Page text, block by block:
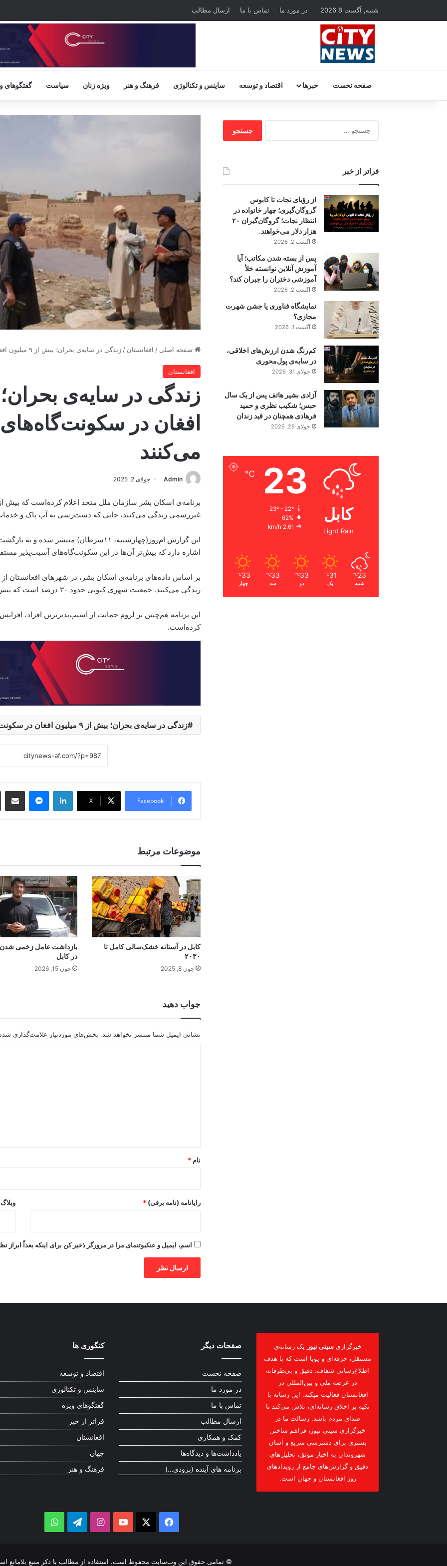
شنبه, آگست 8 2026 در مورد ما تماس با ما ارسال مطالب
صفحه نخست خبرها اقتصاد و توسعه ساینس و تکنالوژی فرهنگ و هنر ویژه زنان سیاست گفتگوهای
صفحه اصلی / افغانستان / زندگی در سایه‌ی بحران؛ بیش از ۹ میلیون افغان در سکونت‌گاه‌های غیررسمی زندگی می‌کنند
افغانستان
افغان در
می‌کنند
Admin جولای 2, 2025
غیررسمی زندگی می‌کنند، جایی که دست‌رسی به آب پاک و
این گزارش ام‌روز(چهارشنبه، ۱۱سرطان)
اشاره دارد که بیش‌تر آن‌ها در این سکونت‌گاه‌های آسیب‌پذیر
بر اساس داده‌های برنامه‌ی اسکان بشر، در شهرهای افغانستان
زندگی می‌کنند. جمعیت شهری کنونی حدود ۳۰ درصد است که پیش‌بینی می‌شود تا سال ۲۰۶۰ به ۵۰ درصد برسد.
این برنامه هم‌چنین بر لزوم حمایت از آسیب‌پذیرترین افراد،
کرده‌است.
زندگی در سایه‌ی بحران؛ بیش از ۹ میلیون افغان در سکونت‌گاه‌های غیررسمی زندگی می‌کنند
Facebook
X
LinkedIn
موضوعات مرتبط
کابل در آستانه خشک‌سالی کامل تا
۲۰۳۰
جون 8, 2025
بازداشت عامل زخمی
در کابل
جون 15, 2026
جواب دهید
نشانی ایمیل شما منتشر نخواهد شد. بخش‌های موردنیاز علامت‌گذاری
نام *
رایانامه (نامه برقی) * وبلاگ
اسم، ایمیل و عنکبوتنمای مرا در مرورگر ذخیر کن برای اینکه بعداً ابراز
برای:
فراتر از خبر
از رؤیای نجات تا کابوس
گروگان‌گیری؛ چهار خانواده در
انتظار نجات؛ گروگان‌گیران ۲۰
هزار دلار می‌خواهند.
آگست 2, 2026
پس از بسته شدن مکاتب؛ آیا
آموزش آنلاین توانسته خلأ
آموزشی دختران را جبران کند؟
آگست 2, 2026
نمایشگاه فناوری یا جشن شهرت
مجازی؟
آگست 1, 2026
کم‌رنگ شدن ارزش‌های اخلاقی،
در سایه‌ی پول‌محوری
جولای 31, 2026
آزادی بشیر هاتف پس از یک سال
حبس؛ شکیب نظری و حمید
فرهادی همچنان در قید زندان
جولای 29, 2026
کابل
Light Rain
23
℃
23º - 22º
62%
2.61 km/h
23
℃
شنبه
31
℃
یک
33
℃
دو
33
℃
سه
33
℃
چهار
خبرگزاریسیتی نیوز یک رسانه‌ی
مستقل، حرفه‌ای و پویا است که با هدف
اطلاع‌رسانی شفاف، دقیق و بی‌طرفانه
در عرصه ملی و بین‌المللی در
افغانستان فعالیت میکند. این رسانه با
تکیه بر اخلاق رسانه‌ای، تلاش می‌کند تا
صدای مردم باشد. رسالت ما در
خبرگزاری سیتی نیوز، فراهم ساختن
بستری برای دسترسی سریع و آسان
شهروندان به اخبار موثق، تحلیل‌های
دقیق و گزارش‌های جامع از رویدادهای
روز افغانستان و جهان است.
صفحات دیگر
صفحه نخست
در مورد ما
تماس با ما
ارسال مطالب
کمک و همکاری
یادداشت‌ها و دیدگاه‌ها
برنامه های آینده (بزودی…)
کتگوری ها
اقتصاد و توسعه
ساینس و تکنالوژی
گفتگوهای ویژه
فراتر از خبر
افغانستان
جهان
فرهنگ و هنر
Facebook
YouTube
Instagram
Telegram
WhatsApp
© تمامی حقوق این وب‌سایت محفوظ است. استفاده از مطالب با ذکر منبع بلامانع